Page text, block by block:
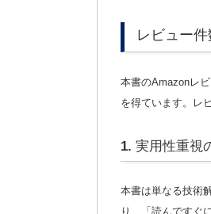
レビュー
本書のAmazonレ
を得ています。レ
1. 実用性重視
本書は単なる技術
り、「読んですぐ